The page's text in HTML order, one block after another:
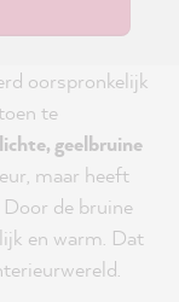
oorspronkelijk
te
lichte, geelbruine
maar heeft
de bruine
en warm. Dat